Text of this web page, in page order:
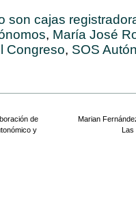
son cajas
, María José
Congreso, SOS
de
y
Marian
Las